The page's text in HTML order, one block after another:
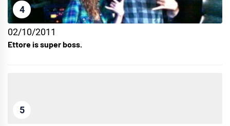
4
02/10/2011
Ettore is super boss.
5